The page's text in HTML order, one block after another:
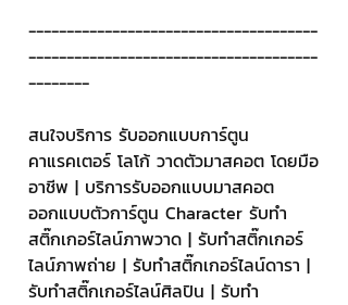
--------------------------------------
--------------------------------------
--------
สนใจบริการ รับออกแบบการ์ตูน
คาแรคเตอร์ โลโก้ วาดตัวมาสคอต โดยมือ
อาชีพ | บริการรับออกแบบมาสคอต
ออกแบบตัวการ์ตูน Character รับทำ
สติ๊กเกอร์ไลน์ภาพวาด | รับทำสติ๊กเกอร์
ไลน์ภาพถ่าย | รับทำสติ๊กเกอร์ไลน์ดารา |
รับทำสติ๊กเกอร์ไลน์ศิลปิน | รับทำ